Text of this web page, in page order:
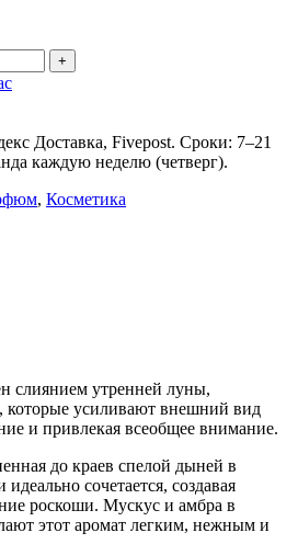
Доставка, Fivepost. Сроки: 7–21
каждую неделю (четверг).
, Косметика
слиянием утренней луны,
которые усиливают внешний вид
и привлекая всеобщее внимание.
до краев спелой дыней в
сочетается, создавая
роскоши. Мускус и амбра в
этот аромат легким, нежным и